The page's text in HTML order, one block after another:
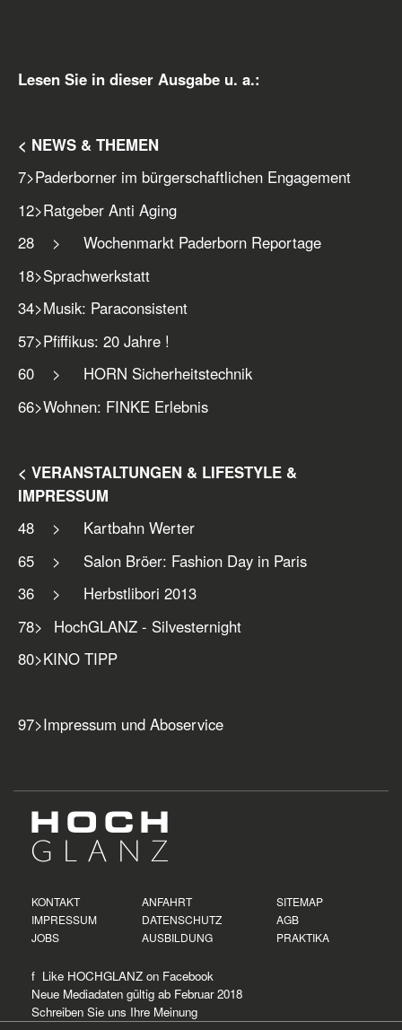
Lesen Sie in dieser Ausgabe u. a.:
< NEWS & THEMEN
7>Paderborner im bürgerschaftlichen Engagement
12>Ratgeber Anti Aging
28 > Wochenmarkt Paderborn Reportage
18>Sprachwerkstatt
34>Musik: Paraconsistent
57>Pfiffikus: 20 Jahre !
60 > HORN Sicherheitstechnik
66>Wohnen: FINKE Erlebnis
< VERANSTALTUNGEN & LIFESTYLE &
IMPRESSUM
48 > Kartbahn Werter
65 > Salon Bröer: Fashion Day in Paris
36 > Herbstlibori 2013
78>
	HochGLANZ - Silvesternight
80>KINO TIPP
97>Impressum und Aboservice
KONTAKT ANFAHRT
SITEMAP
IMPRESSUM
DATENSCHUTZ
AGB
JOBS
AUSBILDUNG PRAKTIKA
f Like HOCHGLANZ on Facebook
Neue Mediadaten gültig ab Februar 2018
Schreiben Sie uns Ihre Meinung